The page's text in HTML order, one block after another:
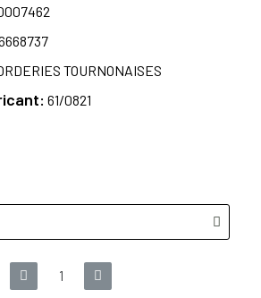
TOURNONAISES
61/0821